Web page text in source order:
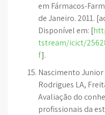
em Fármacos-
de Janeiro. 2011.
Disponível em: [
tstream/icict/
f].
Nascimento Junior
Rodrigues LA,
Avaliação do
profissionais da